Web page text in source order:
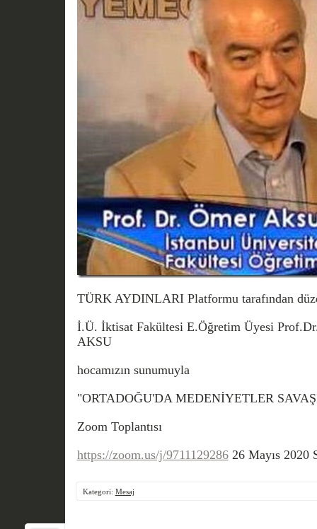
TÜRK AYDINLARI Platformu tarafından
İ.Ü. İktisat Fakültesi E.Öğretim Üyesi
AKSU
hocamızın sunumuyla
"ORTADOĞU'DA MEDENİYETLER
Zoom Toplantısı
https://zoom.us/j/971112928626 Mayıs 2020
Kategori: Mesaj